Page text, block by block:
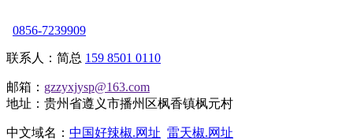
0856-7239909
联系人：简总 159 8501 0110
邮箱： gzzyxjysp@163.com
地址：贵州省遵义市播州区枫香镇枫元村
中文域名： 中国好辣椒.网址 雷天椒.网址